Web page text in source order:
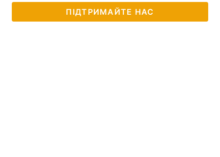
ПІДТРИМАЙТЕ НАС